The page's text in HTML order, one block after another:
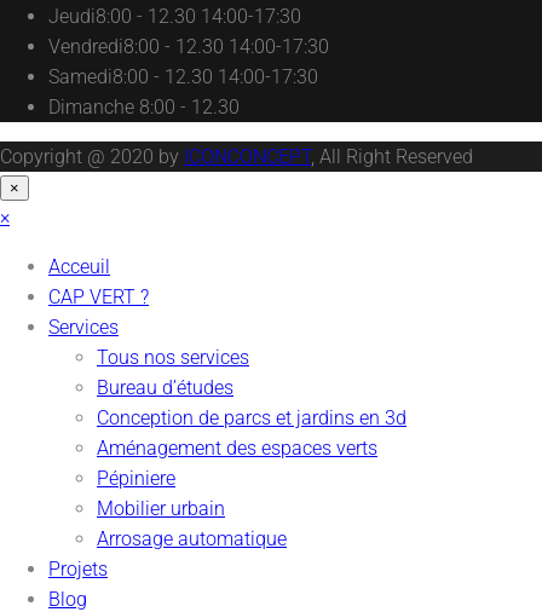
Jeudi8:00 - 12.30 14:00-17:30
Vendredi8:00 - 12.30 14:00-17:30
Samedi8:00 - 12.30 14:00-17:30
Dimanche 8:00 - 12.30
Copyright @ 2020 by ICONCONCEPT, All Right Reserved
×
×
Acceuil
CAP VERT ?
Services
Tous nos services
Bureau d’études
Conception de parcs et jardins en 3d
Aménagement des espaces verts
Pépiniere
Mobilier urbain
Arrosage automatique
Projets
Blog